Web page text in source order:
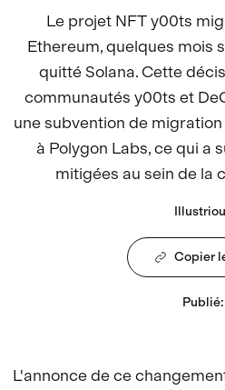
Le projet NFT y00ts
Ethereum, quelques mois
quitté Solana. Cette
communautés y00ts et
une subvention de
à Polygon Labs, ce qui a
mitigées au sein de la
Copier
Publié:
L'annonce de ce